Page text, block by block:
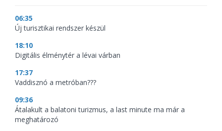
06:35
Új turisztikai rendszer készül
18:10
Digitális élménytér a lévai várban
17:37
Vaddisznó a metróban???
09:36
Átalakult a balatoni turizmus, a last minute ma már a
meghatározó